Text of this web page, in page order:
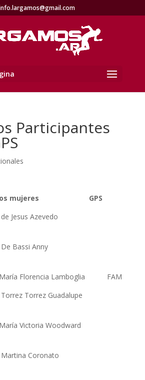
Participantes
llanos mujeres GPS
Jesus Azevedo
Bassi Anny
Florencia Lamboglia FAM
Torrez Guadalupe
Victoria Woodward
Coronato